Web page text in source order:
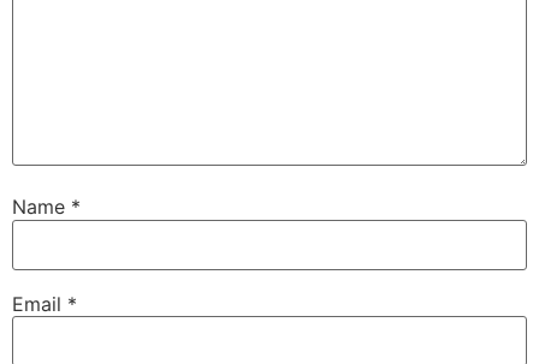
Name *
Email *